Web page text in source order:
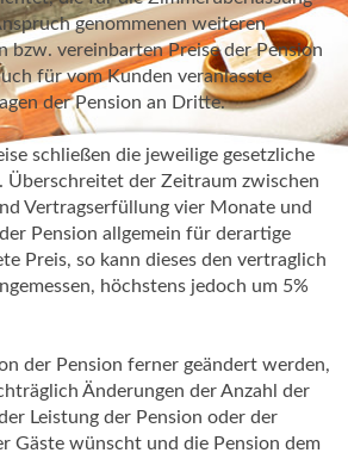
genommenen weiteren
bzw. vereinbarten Preise der Pension
für vom Kunden veranlasste
der Pension an Dritte.
schließen die jeweilige gesetzliche
Überschreitet der Zeitraum zwischen
Vertragserfüllung vier Monate und
Pension allgemein für derartige
Preis, so kann dieses den vertraglich
höchstens jedoch um 5%
der Pension ferner geändert werden,
Änderungen der Anzahl der
Leistung der Pension oder der
Gäste wünscht und die Pension dem